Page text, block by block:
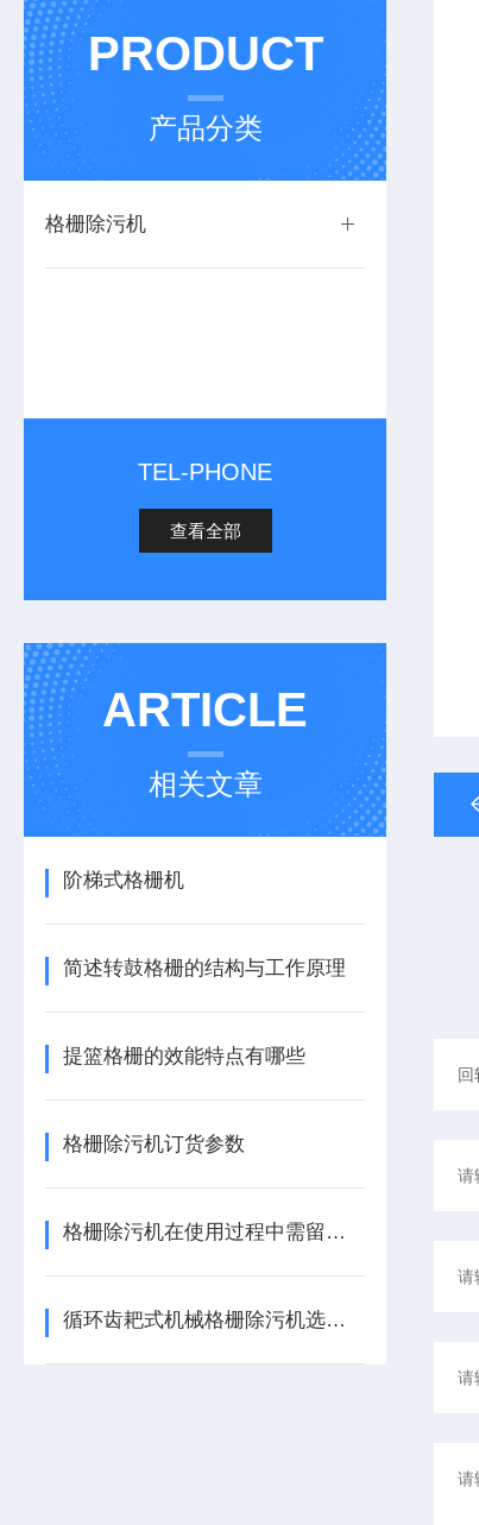
PRODUCT
产品分类
格栅除污机
TEL-PHONE
查看全部
ARTICLE
相关文章
阶梯式格栅机
简述转鼓格栅的结构与工作原理
提篮格栅的效能特点有哪些
格栅除污机订货参数
格栅除污机在使用过程中需留意这些细节
循环齿耙式机械格栅除污机选型方案